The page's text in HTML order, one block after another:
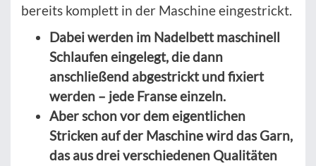
bereits komplett in der Maschine eingestrickt.
Dabei werden im Nadelbett maschinell
Schlaufen eingelegt, die dann
anschließend abgestrickt und fixiert
werden – jede Franse einzeln.
Aber schon vor dem eigentlichen
Stricken auf der Maschine wird das Garn,
das aus drei verschiedenen Qualitäten